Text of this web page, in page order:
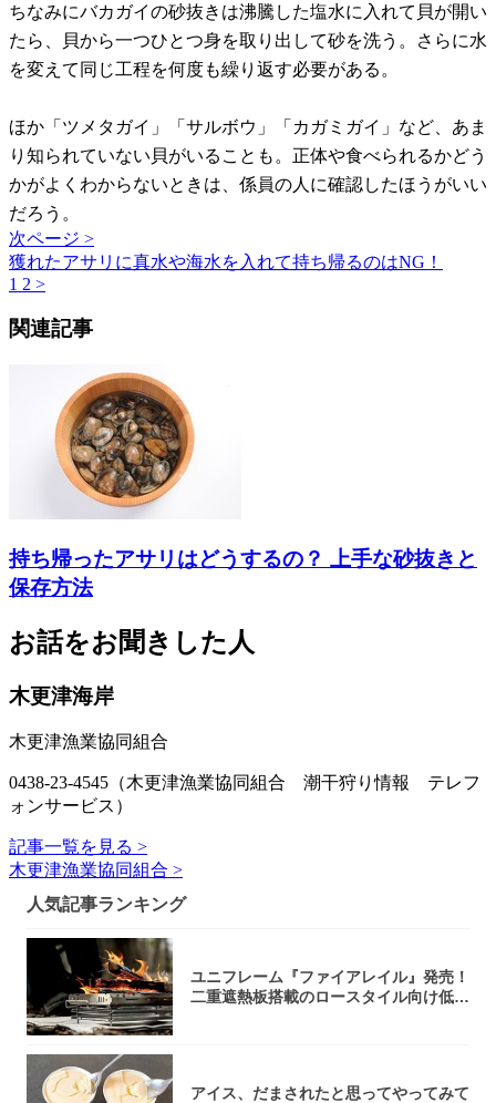
ちなみにバカガイの砂抜きは沸騰した塩水に入れて貝が開い
たら、貝から一つひとつ身を取り出して砂を洗う。さらに水
を変えて同じ工程を何度も繰り返す必要がある。
ほか「ツメタガイ」「サルボウ」「カガミガイ」など、あま
り知られていない貝がいることも。正体や食べられるかどう
かがよくわからないときは、係員の人に確認したほうがいい
だろう。
次ページ >
獲れたアサリに真水や海水を入れて持ち帰るのはNG！
1 2 >
関連記事
持ち帰ったアサリはどうするの？ 上手な砂抜きと
保存方法
お話をお聞きした人
木更津海岸
木更津漁業協同組合
0438-23-4545（木更津漁業協同組合 潮干狩り情報 テレフ
ォンサービス）
記事一覧を見る >
木更津漁業協同組合 >
人気記事ランキング
ユニフレーム『ファイアレイル』発売！
二重遮熱板搭載のロースタイル向け低型
アイス、だまされたと思ってやってみて